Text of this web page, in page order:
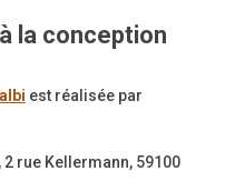
la conception
est réalisée par
2 rue Kellermann, 59100